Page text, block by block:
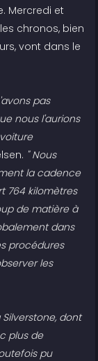
Mercredi et
chronos, bien
vont dans le
pas
nous l'aurions
" Nous
la cadence
764 kilomètres
de matière à
dans
procédures
les
dont
plus de
pu